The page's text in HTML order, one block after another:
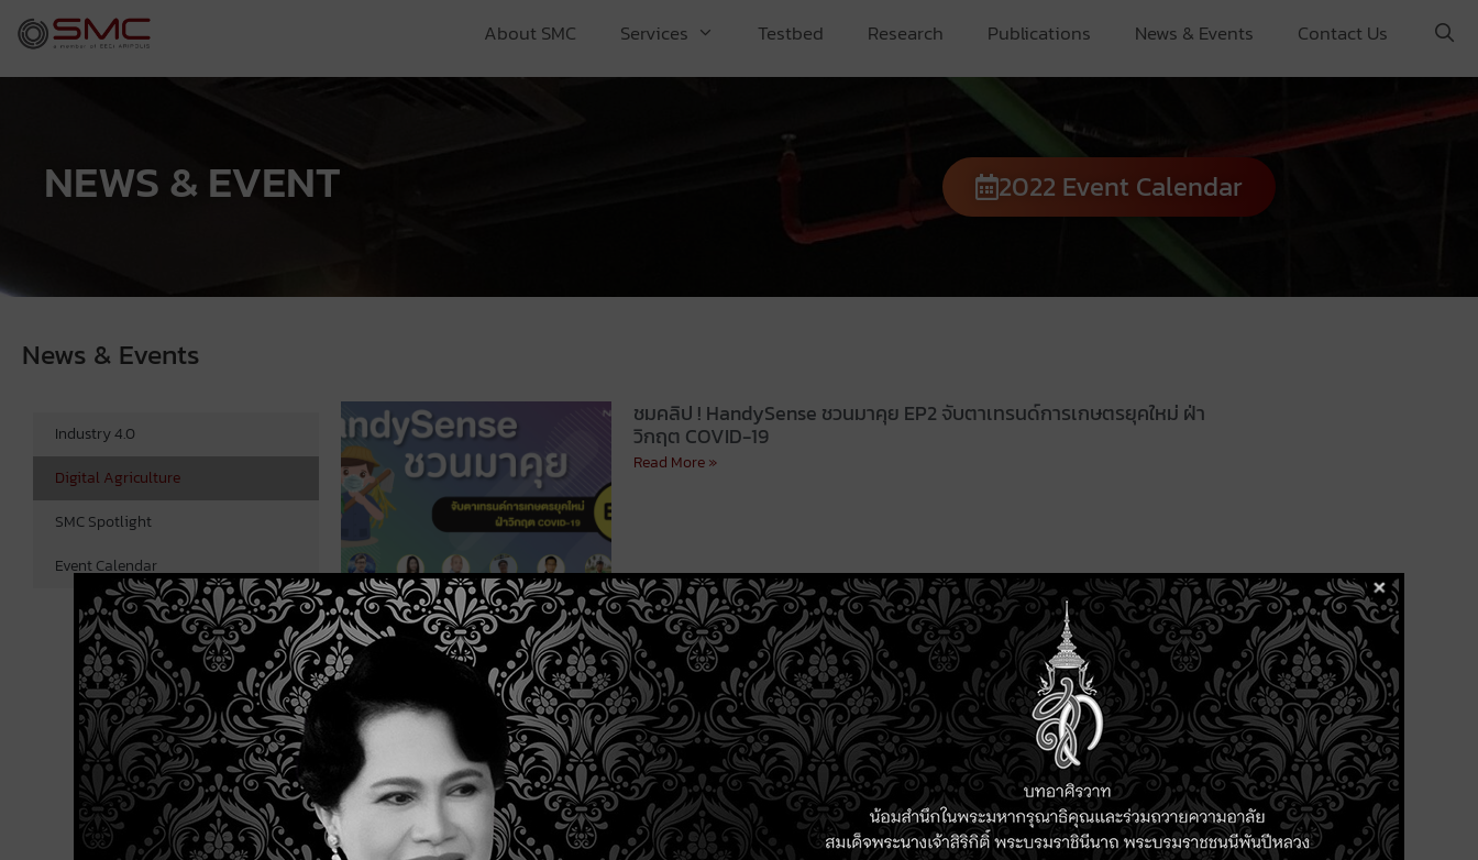
About SMC Services Testbed Research Publications News & Events Contact Us
NEWS & EVENT 2022 Event Calendar
News & Events
Industry 4.0
Digital Agriculture
SMC Spotlight
Event Calendar
ชมคลิป ! HandySense ชวนมาคุย EP2 จับตาเทรนด์การเกษตรยุคใหม่ ฝ่า
วิกฤต COVID-19
Read More »
ชี้เป้าคอร์สออนไลน์ฟรี ! อัปสกิล Smart Farm สอนใช้งาน HandySense ระบบ
เกษตรแม่นยำ ฟาร์มอัจฉริยะ
Read More »